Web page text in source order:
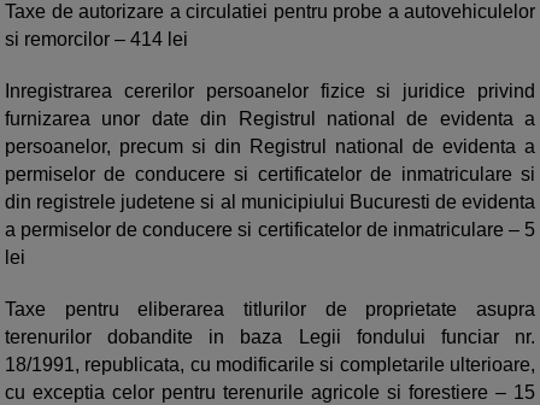
Taxe de autorizare a circulatiei pentru probe a autovehiculelor
si remorcilor – 414 lei
Inregistrarea cererilor persoanelor fizice si juridice privind
furnizarea unor date din Registrul national de evidenta a
persoanelor, precum si din Registrul national de evidenta a
permiselor de conducere si certificatelor de inmatriculare si
din registrele judetene si al municipiului Bucuresti de evidenta
a permiselor de conducere si certificatelor de inmatriculare – 5
lei
Taxe pentru eliberarea titlurilor de proprietate asupra
terenurilor dobandite in baza Legii fondului funciar nr.
18/1991, republicata, cu modificarile si completarile ulterioare,
cu exceptia celor pentru terenurile agricole si forestiere – 15